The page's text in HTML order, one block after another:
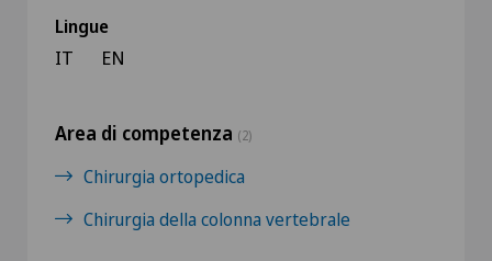
Lingue
IT EN
Area di competenza (2)
Chirurgia ortopedica
Chirurgia della colonna vertebrale